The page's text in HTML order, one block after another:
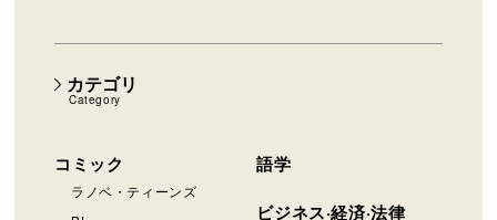
カテゴリ
Category
コミック
ラノベ・ティーンズ
語学
ビジネス·経済·法律